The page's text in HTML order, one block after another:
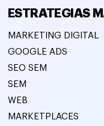
ESTRATEGIAS
MARKETING DIGITAL
GOOGLE ADS
SEO SEM
SEM
WEB
MARKETPLACES